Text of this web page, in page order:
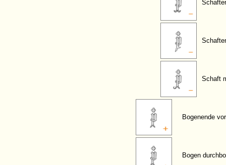
Schaft
Bogenende
Bogen